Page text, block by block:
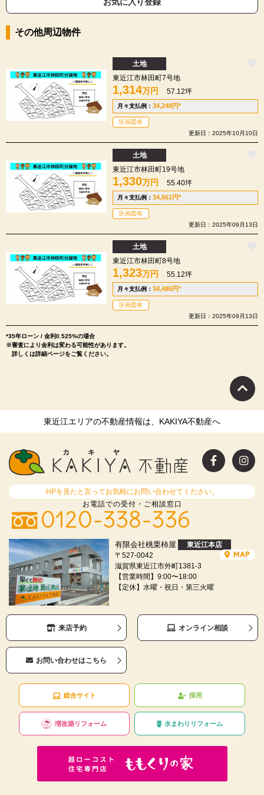
その他周辺物件
土地
東近江市林田町7号地
1,314万円 57.12坪
月々支払例：34,248円*
区画図有
更新日：2025年10月10日
土地
東近江市林田町19号地
1,330万円 55.40坪
月々支払例：34,661円*
区画図有
更新日：2025年09月13日
土地
東近江市林田町8号地
1,323万円 55.12坪
月々支払例：34,486円*
区画図有
更新日：2025年09月13日
*35年ローン / 金利0.525%の場合
※審査により金利は変わる可能性があります。
詳しくは詳細ページをご覧ください。
東近江エリアの不動産情報は、KAKIYA不動産へ
HPを見たと言ってお気軽にお問い合わせてください。
お電話での受付・ご相談窓口
0120-338-336
有限会社桃栗柿屋
東近江本店
〒527-0042
滋賀県東近江市外町1381-3
【営業時間】9:00〜18:00
【定休】水曜・祝日・第三火曜
MAP
来店予約 オンライン相談
お問い合わせはこちら
総合サイト 採用
増改築リフォーム 水まわりリフォーム